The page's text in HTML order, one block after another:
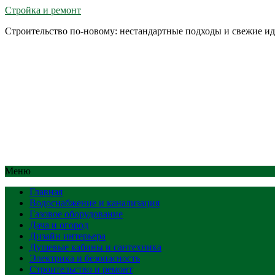
Стройка и ремонт
Строительство по-новому: нестандартные подходы и свежие
Меню
Главная
Водоснабжение и канализация
Газовое оборудование
Дача и огород
Дизайн интерьера
Душевые кабины и сантехника
Электрика и безопасность
Строительство и ремонт